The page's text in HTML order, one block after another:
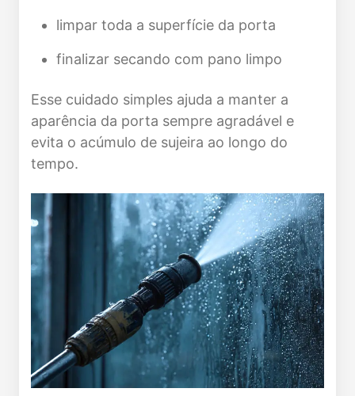
limpar toda a superfície da porta
finalizar secando com pano limpo
Esse cuidado simples ajuda a manter a
aparência da porta sempre agradável e
evita o acúmulo de sujeira ao longo do
tempo.